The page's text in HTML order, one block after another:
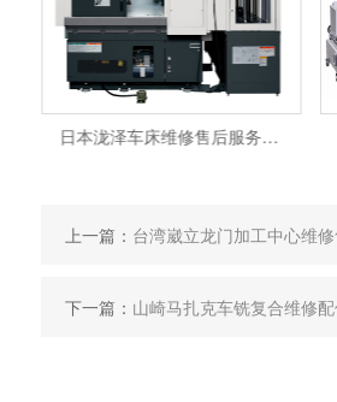
日本泷泽车床维修售后服务电话TCN-2100 厂家 常州办事
上一篇： 台湾崴立龙门加工中心维
下一篇： 山崎马扎克车铣复合维修